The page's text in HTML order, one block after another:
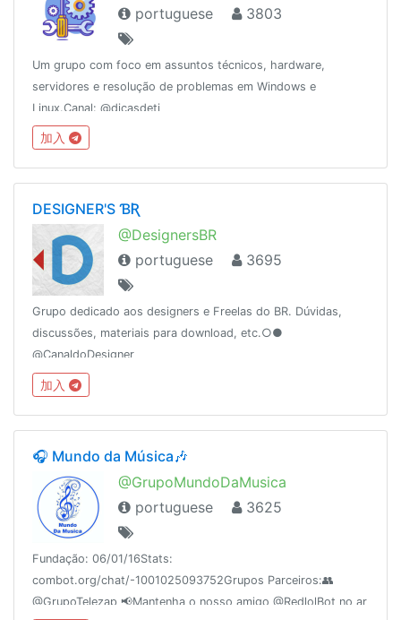
portuguese
3803
Um grupo com foco em assuntos técnicos, hardware,
servidores e resolução de problemas em Windows e
Linux.Canal: @dicasdeti
加入
DESIGNER'S ƁƦ
@DesignersBR
portuguese
3695
Grupo dedicado aos designers e Freelas do BR. Dúvidas,
discussões, materiais para download, etc.○●
@CanaldoDesigner
加入
🎧 Mundo da Música🎶
@GrupoMundoDaMusica
portuguese
3625
Fundação: 06/01/16Stats:
combot.org/chat/-1001025093752Grupos Parceiros:👥
@GrupoTelezap 📢Mantenha o nosso amigo @RedlolBot no ar